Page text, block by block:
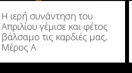
Η ιερή συνάντηση του
Απριλίου γέμισε και φέτος
βάλσαμο τις καρδιές μας,
Μέρος Α